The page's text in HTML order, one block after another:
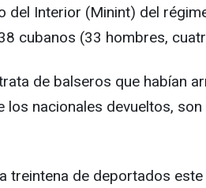
del Interior (Minint) del
cubanos (33 hombres,
de balseros que habían
los nacionales devueltos,
treintena de deportados